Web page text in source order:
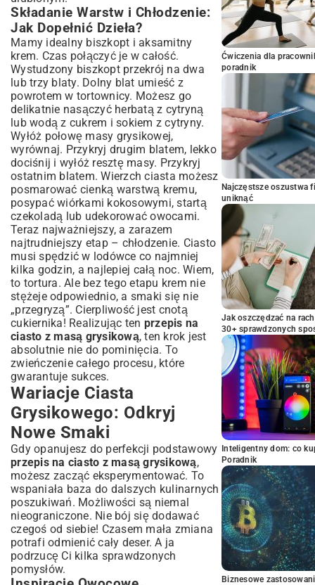
Składanie Warstw i Chłodzenie:
Jak Dopełnić Dzieła?
Mamy idealny biszkopt i aksamitny
krem. Czas połączyć je w całość.
Wystudzony biszkopt przekrój na dwa
lub trzy blaty. Dolny blat umieść z
powrotem w tortownicy. Możesz go
delikatnie nasączyć herbatą z cytryną
lub wodą z cukrem i sokiem z cytryny.
Wyłóż połowę masy grysikowej,
wyrównaj. Przykryj drugim blatem, lekko
dociśnij i wyłóż resztę masy. Przykryj
ostatnim blatem. Wierzch ciasta możesz
posmarować cienką warstwą kremu,
posypać wiórkami kokosowymi, startą
czekoladą lub udekorować owocami.
Teraz najważniejszy, a zarazem
najtrudniejszy etap – chłodzenie. Ciasto
musi spędzić w lodówce co najmniej
kilka godzin, a najlepiej całą noc. Wiem,
to tortura. Ale bez tego etapu krem nie
stężeje odpowiednio, a smaki się nie
„przegryzą”. Cierpliwość jest cnotą
cukiernika! Realizując ten przepis na
ciasto z masą grysikową, ten krok jest
absolutnie nie do pominięcia. To
zwieńczenie całego procesu, które
gwarantuje sukces.
Wariacje Ciasta
Grysikowego: Odkryj
Nowe Smaki
Gdy opanujesz do perfekcji podstawowy
przepis na ciasto z masą grysikową,
możesz zacząć eksperymentować. To
wspaniała baza do dalszych kulinarnych
poszukiwań. Możliwości są niemal
nieograniczone. Nie bój się dodawać
czegoś od siebie! Czasem mała zmiana
potrafi odmienić cały deser. A ja
podrzucę Ci kilka sprawdzonych
pomysłów.
Ćwiczenia dla
poradnik
Najczęstsze oszustwa
uniknąć
Jak oszczędzać na
30+ sprawdzonych
Inteligentny dom: co
Poradnik
Biznesowe